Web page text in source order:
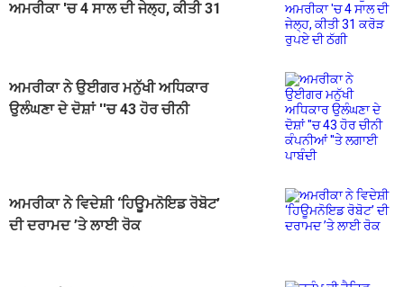
ਅਮਰੀਕਾ 'ਚ 4 ਸਾਲ ਦੀ ਜੇਲ੍ਹ, ਕੀਤੀ 31
ਅਮਰੀਕਾ ਨੇ ਉਈਗਰ ਮਨੁੱਖੀ ਅਧਿਕਾਰ
ਉਲੰਘਣਾ ਦੇ ਦੋਸ਼ਾਂ ''ਚ 43 ਹੋਰ ਚੀਨੀ
ਅਮਰੀਕਾ ਨੇ ਵਿਦੇਸ਼ੀ ‘ਹਿਊਮਨੋਇਡ ਰੋਬੋਟ’
ਦੀ ਦਰਾਮਦ ’ਤੇ ਲਾਈ ਰੋਕ